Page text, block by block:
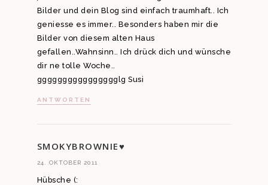
Bilder und dein Blog sind einfach traumhaft.. Ich
geniesse es immer.. Besonders haben mir die
Bilder von diesem alten Haus
gefallen..Wahnsinn.. Ich drück dich und wünsche
dir ne tolle Woche..
gggggggggggggggglg Susi
ANTWORTEN
SMOKYBROWNIE♥
24. OKTOBER 2011
Hübsche (: